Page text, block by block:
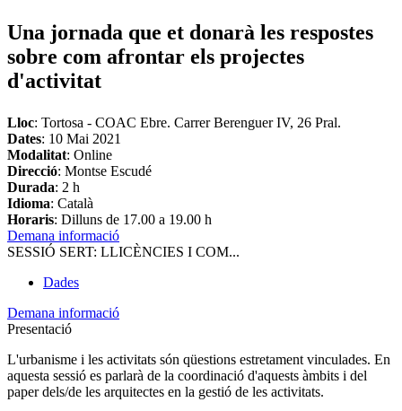
Una jornada que et donarà les respostes
sobre com afrontar els projectes
d'activitat
Lloc: Tortosa - COAC Ebre. Carrer Berenguer IV, 26 Pral.
Dates: 10 Mai 2021
Modalitat: Online
Direcció: Montse Escudé
Durada: 2 h
Idioma: Català
Horaris: Dilluns de 17.00 a 19.00 h
Demana informació
SESSIÓ SERT: LLICÈNCIES I COM...
Dades
Demana informació
Presentació
L'urbanisme i les activitats són qüestions estretament vinculades. En
aquesta sessió es parlarà de la coordinació d'aquests àmbits i del
paper dels/de les arquitectes en la gestió de les activitats.